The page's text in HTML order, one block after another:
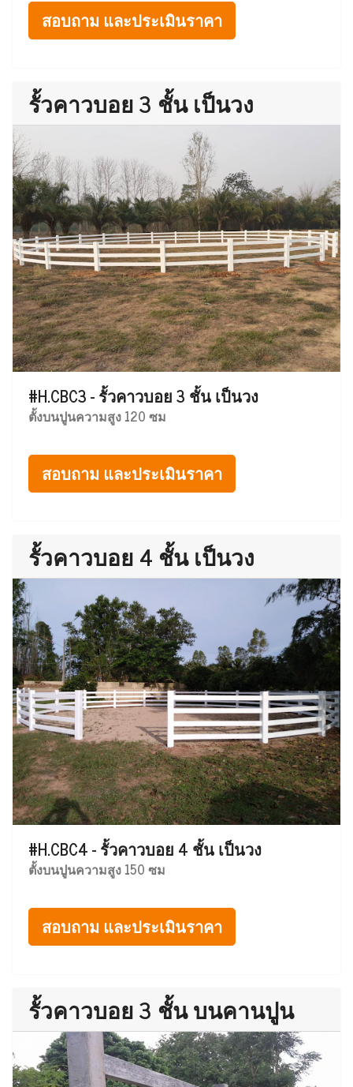
สอบถาม และประเมินราคา
รั้วคาวบอย 3 ชั้น เป็นวง
#H.CBC3 - รั้วคาวบอย 3 ชั้น เป็นวง
ตั้งบนปูนความสูง 120 ซม
สอบถาม และประเมินราคา
รั้วคาวบอย 4 ชั้น เป็นวง
#H.CBC4 - รั้วคาวบอย 4 ชั้น เป็นวง
ตั้งบนปูนความสูง 150 ซม
สอบถาม และประเมินราคา
รั้วคาวบอย 3 ชั้น บนคานปูน